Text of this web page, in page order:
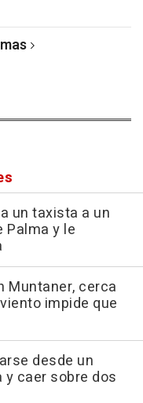
un taxista a un
Palma y le
Muntaner, cerca
impide que
desde un
caer sobre dos